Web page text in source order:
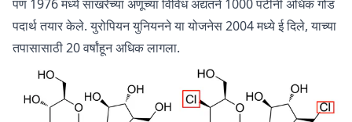
पण 1976 मध्ये साखरेच्या अणूच्या विविध अद्यतने 1000 पटींनी अधिक गोड
पदार्थ तयार केले. युरोपियन युनियनने या योजनेस 2004 मध्ये ई दिले, याच्या
तपासासाठी 20 वर्षांहून अधिक लागला.